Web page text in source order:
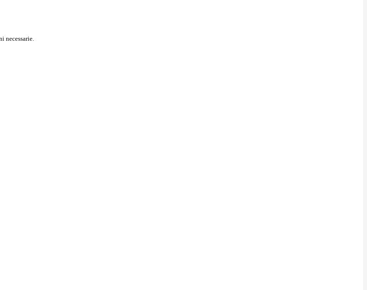
necessarie.